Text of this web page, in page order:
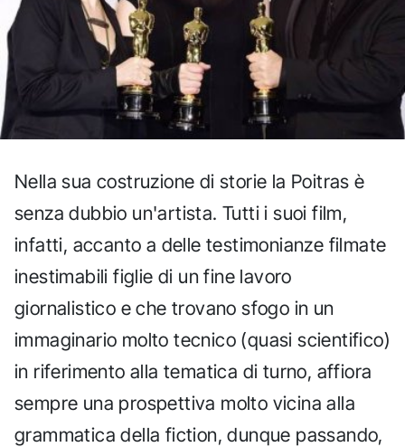
Nella sua costruzione di storie la Poitras è
senza dubbio un'artista. Tutti i suoi film,
infatti, accanto a delle testimonianze filmate
inestimabili figlie di un fine lavoro
giornalistico e che trovano sfogo in un
immaginario molto tecnico (quasi scientifico)
in riferimento alla tematica di turno, affiora
sempre una prospettiva molto vicina alla
grammatica della fiction, dunque passando,